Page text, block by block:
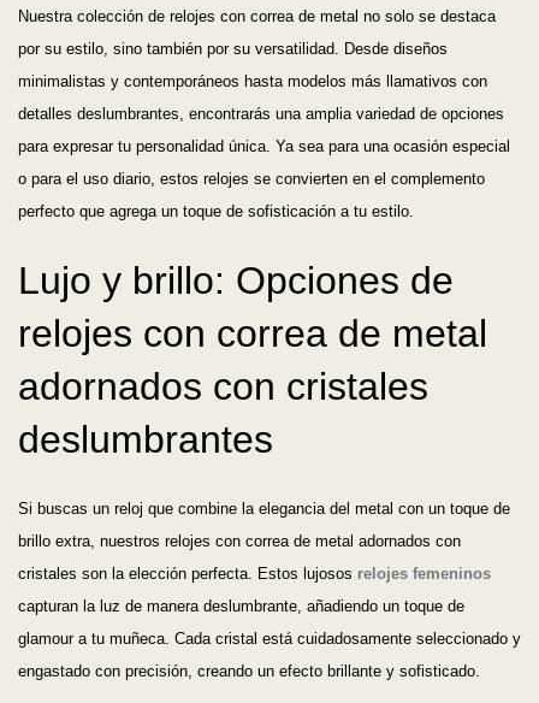
Nuestra colección de relojes con correa de metal no solo se destaca
por su estilo, sino también por su versatilidad. Desde diseños
minimalistas y contemporáneos hasta modelos más llamativos con
detalles deslumbrantes, encontrarás una amplia variedad de opciones
para expresar tu personalidad única. Ya sea para una ocasión especial
o para el uso diario, estos relojes se convierten en el complemento
perfecto que agrega un toque de sofisticación a tu estilo.
Lujo y brillo: Opciones de
relojes con correa de metal
adornados con cristales
deslumbrantes
Si buscas un reloj que combine la elegancia del metal con un toque de
brillo extra, nuestros relojes con correa de metal adornados con
cristales son la elección perfecta. Estos lujosos relojes femeninos
capturan la luz de manera deslumbrante, añadiendo un toque de
glamour a tu muñeca. Cada cristal está cuidadosamente seleccionado y
engastado con precisión, creando un efecto brillante y sofisticado.